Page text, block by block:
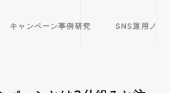
キャンペーン事例研究 SNS運用ノウ